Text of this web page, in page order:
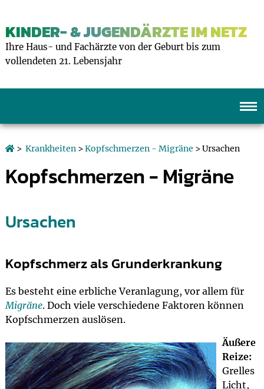
KINDER- & JUGENDÄRZTE IM NETZ
Ihre Haus- und Fachärzte von der Geburt bis zum
vollendeten 21. Lebensjahr
> Krankheiten>Kopfschmerzen - Migräne > Ursachen
Kopfschmerzen - Migräne
Ursachen
Kopfschmerz als Grunderkrankung
Es besteht eine erbliche Veranlagung, vor allem für
Migräne. Doch viele verschiedene Faktoren können
Kopfschmerzen auslösen.
Äußere
Reize:
Grelles
Licht,